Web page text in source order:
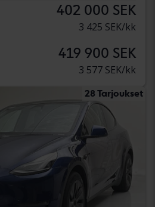
402 000 SEK
3 425 SEK/kk
419 900 SEK
3 577 SEK/kk
28 Tarjoukset